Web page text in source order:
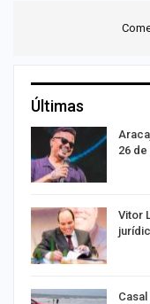
Últimas
26
Vitor